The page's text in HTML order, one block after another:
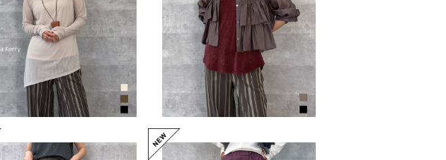
シンメトリーシアーロンT
（NO.27262905）
¥8,690
初秋ラッフルブラウス（NO.8
5262723）
¥14,300